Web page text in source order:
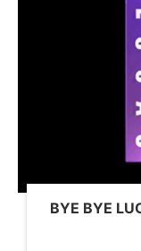
BYE BYE